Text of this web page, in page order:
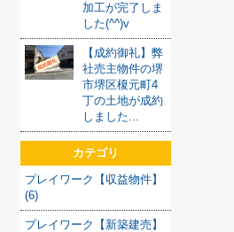
加工が完了しま
した(^^)v
【成約御礼】弊
社売主物件の堺
市堺区榎元町4
丁の土地が成約
しました...
カテゴリ
プレイワーク【収益物件】
(6)
プレイワーク【新築建売】